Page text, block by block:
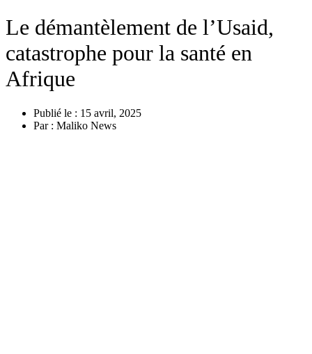
Le démantèlement de l’Usaid,
catastrophe pour la santé en
Afrique
Publié le : 15 avril, 2025
Par : Maliko News